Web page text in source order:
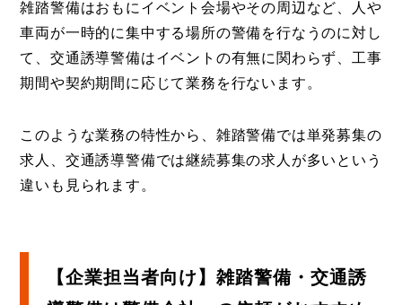
雑踏警備はおもにイベント会場やその周辺など、人や
車両が一時的に集中する場所の警備を行なうのに対し
て、交通誘導警備はイベントの有無に関わらず、工事
期間や契約期間に応じて業務を行ないます。
このような業務の特性から、雑踏警備では単発募集の
求人、交通誘導警備では継続募集の求人が多いという
違いも見られます。
【企業担当者向け】雑踏警備・交通誘